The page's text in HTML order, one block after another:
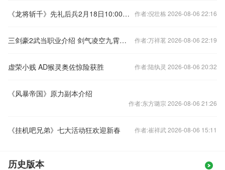
《龙将斩千》先礼后兵2月18日10:00震撼开启 作者:倪壮栋 2026-08-06 22:16
三剑豪2武当职业介绍 剑气凌空九霄云纵 作者:万祥茗 2026-08-06 22:19
虚荣小贱 AD猴灵奥佐惊险获胜 作者:陆纨灵 2026-08-06 20:32
《风暴帝国》原力副本介绍
作者:东方璐宗 2026-08-06 21:26
《挂机吧兄弟》七大活动狂欢迎新春 作者:崔祥武 2026-08-06 15:11
历史版本